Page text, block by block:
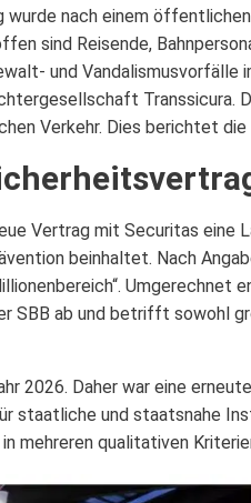
wurde nach einem
sind Reisende,
und
Transsicura.
Verkehr. Dies berichtet die
Vertrag mit Securitas
beinhaltet. Nach
Umgerechnet
ab und betrifft sowohl
2026. Daher war eine
staatliche und staatsnahe
mehreren qualitativen